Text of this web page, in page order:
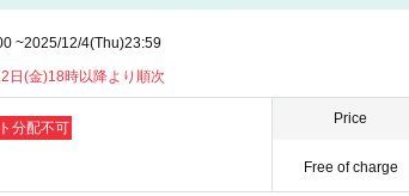
も身分証明書とご応募時の氏名が完全一致でなければ入店
ただけません。
の入店時間の変更は一切承りかねます。
~2025/12/4(Thu)23:59
日(金)18時以降より順次
分配不可
Price
Free of charge